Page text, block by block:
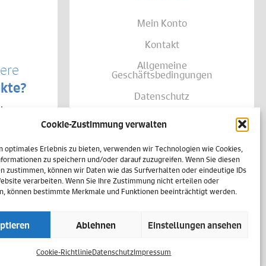
Cookie-Zustimmung verwalten
optimales Erlebnis zu bieten, verwenden wir Technologien wie Cookies,
zu speichern und/oder darauf zuzugreifen. Wenn Sie diesen
zustimmen, können wir Daten wie das Surfverhalten oder eindeutige IDs
verarbeiten. Wenn Sie Ihre Zustimmung nicht erteilen oder
können bestimmte Merkmale und Funktionen beeinträchtigt werden.
Ablehnen Einstellungen ansehen
Cookie-RichtlinieDatenschutzImpressum
von
Ihrer
Mein Konto
Kontakt
Allgemeine
Geschäftsbedingungen
Datenschutz
Versand & Lieferung
Impressum
Vertrag widerrufen